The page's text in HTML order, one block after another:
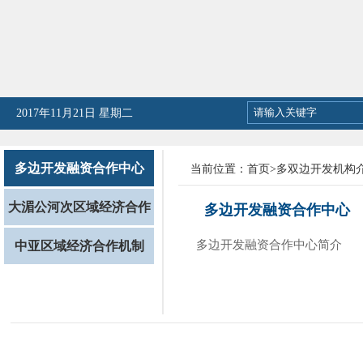
2026年08月06日 星期四
多边开发融资合作中心
大湄公河次区域经济合作
机制
中亚区域经济合作机制
当前位置： 首页>多双边开发机构
多边开发融资合作中心
多边开发融资合作中心简介